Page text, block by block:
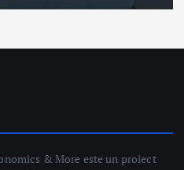
lansat de Sănătatea Press